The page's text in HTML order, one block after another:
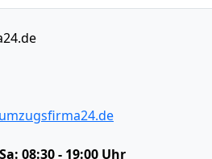
08:30 - 19:00 Uhr